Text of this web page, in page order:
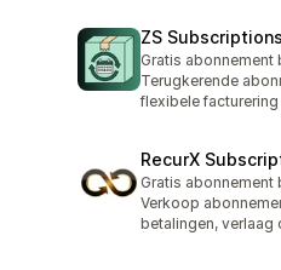
ZS Subscriptions
Gratis abonnement
Terugkerende
flexibele facturering
RecurX
Gratis abonnement
Verkoop
betalingen, verlaag